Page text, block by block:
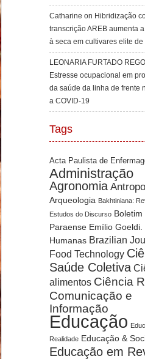
Catharine on Hibridização
transcrição AREB aumenta
à seca em cultivares elite de
LEONARIA FURTADO REGO
Estresse ocupacional em
da saúde da linha de frente
a COVID-19
Tags
Acta Paulista de
Administração
Agronomia
Arqueologia Bakhtiniana:
Estudos do Discurso
Paraense Emílio Goeldi.
Humanas Brazilian
Food Technology
Saúde Coletiva
alimentos Ciência
Comunicação e
Informação
Educação
Realidade Educação &
Educação em